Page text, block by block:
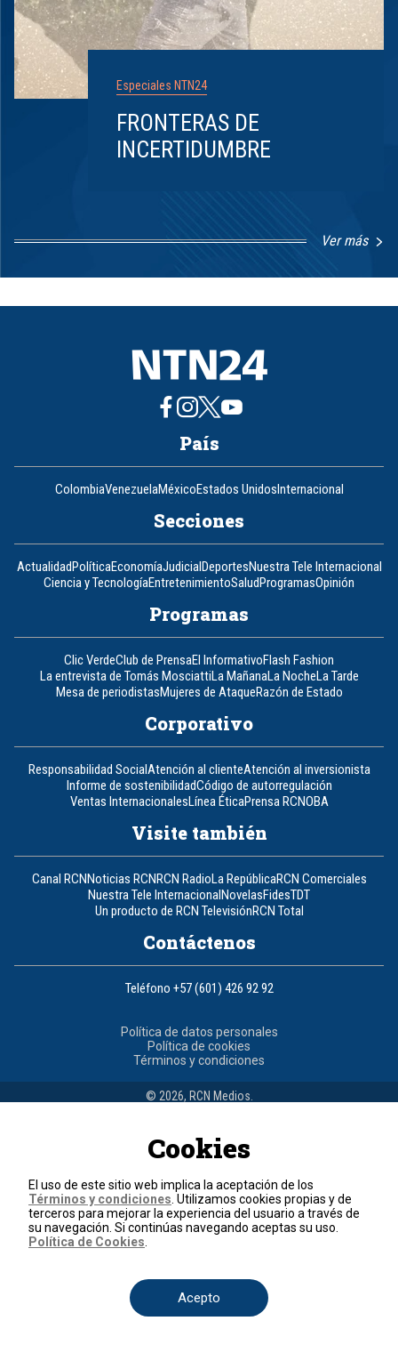
Especiales NTN24
FRONTERAS DE
INCERTIDUMBRE
Ver más
1
8
País
ColombiaVenezuelaMéxicoEstados UnidosInternacional
Secciones
ActualidadPolíticaEconomíaJudicialDeportesNuestra Tele Internacional
Ciencia y TecnologíaEntretenimientoSaludProgramasOpinión
Programas
Clic VerdeClub de PrensaEl InformativoFlash Fashion
La entrevista de Tomás MosciattiLa MañanaLa NocheLa Tarde
Mesa de periodistasMujeres de AtaqueRazón de Estado
Corporativo
Responsabilidad SocialAtención al clienteAtención al inversionista
Informe de sostenibilidadCódigo de autorregulación
Ventas InternacionalesLínea ÉticaPrensa RCNOBA
Visite también
Canal RCNNoticias RCNRCN RadioLa RepúblicaRCN Comerciales
Nuestra Tele InternacionalNovelasFidesTDT
Un producto de RCN TelevisiónRCN Total
Contáctenos
Teléfono +57 (601) 426 92 92
Política de datos personales
Política de cookies
Términos y condiciones
© 2026, RCN Medios.
Cookies
El uso de este sitio web implica la aceptación de los
Términos y condiciones . Utilizamos cookies propias y de
terceros para mejorar la experiencia del usuario a través de
su navegación. Si continúas navegando aceptas su uso.
Política de Cookies
Acepto